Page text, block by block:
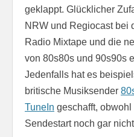
geklappt. Glücklicher
NRW und Regiocast bei
Radio Mixtape und die
von 80s80s und 90s90s
Jedenfalls hat es
britische Musiksender
TuneIn geschafft,
Sendestart noch gar